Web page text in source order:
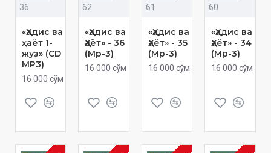
36
«Ҳадис ва
ҳаёт 1-
жуз» (CD
МР3)
16 000 сўм
62
«Ҳадис ва
Ҳаёт» - 36
(Мp-3)
16 000 сўм
61
«Ҳадис ва
Ҳаёт» - 35
(Мp-3)
16 000 сўм
60
«Ҳадис ва
Ҳаёт» - 34
(Мp-3)
16 000 сўм